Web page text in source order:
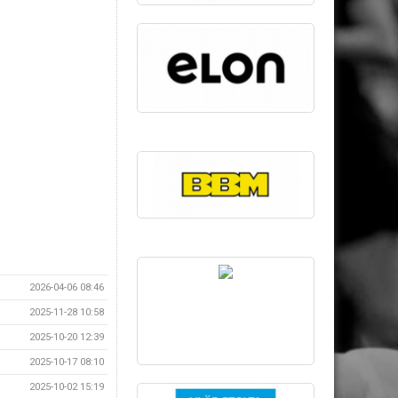
2026-04-06 08:46
2025-11-28 10:58
2025-10-20 12:39
2025-10-17 08:10
2025-10-02 15:19